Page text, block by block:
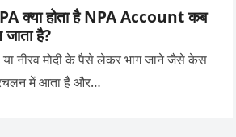
क्या होता है NPA Account कब
जाता है?
या नीरव मोदी के पैसे लेकर भाग जाने जैसे केस
में आता है और…